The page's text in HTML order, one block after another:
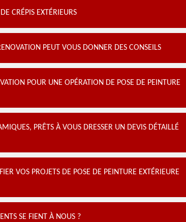
CRÉPIS EXTÉRIEURS
PEUT VOUS DONNER DES CONSEILS
POUR UNE OPÉRATION DE POSE DE PEINTURE
PRÊTS À VOUS DRESSER UN DEVIS DÉTAILLÉ
VOS PROJETS DE POSE DE PEINTURE EXTÉRIEURE
SE FIENT À NOUS ?